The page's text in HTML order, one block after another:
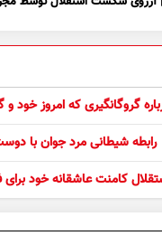
گروگانگیری که امروز
رابطه شیطانی مرد جوان با
کامنت عاشقانه خود